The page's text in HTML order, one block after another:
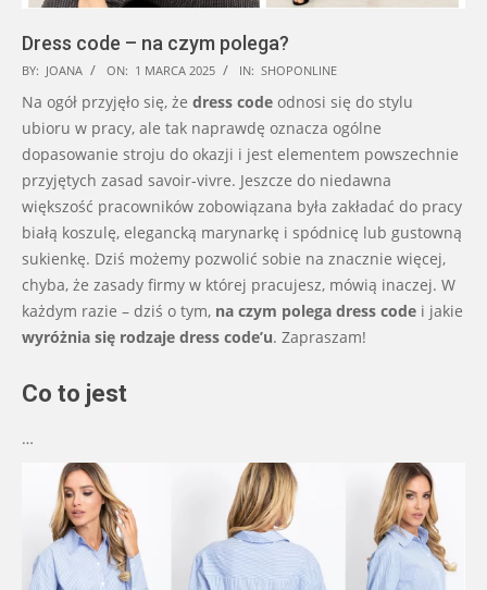
Dress code – na czym polega?
2025-
03-
01
BY: JOANA ON: 1 MARCA 2025 IN: SHOPONLINE
Na ogół przyjęło się, że dress code odnosi się do stylu
ubioru w pracy, ale tak naprawdę oznacza ogólne
dopasowanie stroju do okazji i jest elementem powszechnie
przyjętych zasad savoir-vivre. Jeszcze do niedawna
większość pracowników zobowiązana była zakładać do pracy
białą koszulę, elegancką marynarkę i spódnicę lub gustowną
sukienkę. Dziś możemy pozwolić sobie na znacznie więcej,
chyba, że zasady firmy w której pracujesz, mówią inaczej. W
każdym razie – dziś o tym, na czym polega dress code i jakie
wyróżnia się rodzaje dress code’u. Zapraszam!
Co to jest
…